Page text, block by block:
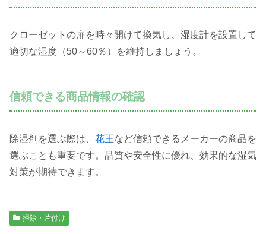
クローゼットの扉を時々開けて換気し、湿度計を設置して
適切な湿度（50～60％）を維持しましょう。
信頼できる商品情報の確認
除湿剤を選ぶ際は、 花王など信頼できるメーカーの商品を
選ぶことも重要です。品質や安全性に優れ、効果的な湿気
対策が期待できます。
掃除・片付け